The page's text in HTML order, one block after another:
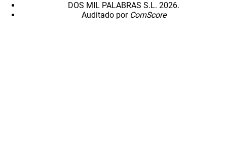
DOS MIL PALABRAS S.L. 2026.
Auditado por ComScore